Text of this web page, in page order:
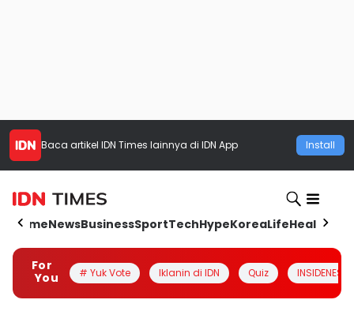
Baca artikel IDN Times lainnya di IDN App Install
HomeNewsBusinessSportTechHypeKoreaLifeHealth
For
You
# Yuk Vote Iklanin di IDN Quiz INSIDENESIA